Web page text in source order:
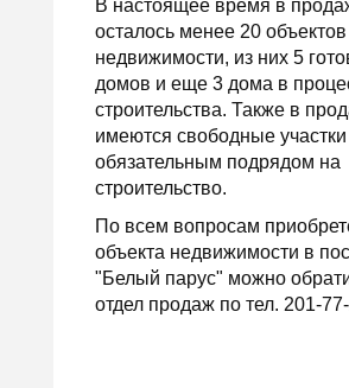
В настоящее время в
осталось менее 20 объектов
недвижимости, из них 5
домов и еще 3 дома в
строительства. Также в
имеются свободные участки
обязательным подрядом на
строительство.
По всем вопросам
объекта недвижимости в
"Белый парус" можно
отдел продаж по тел. 201-